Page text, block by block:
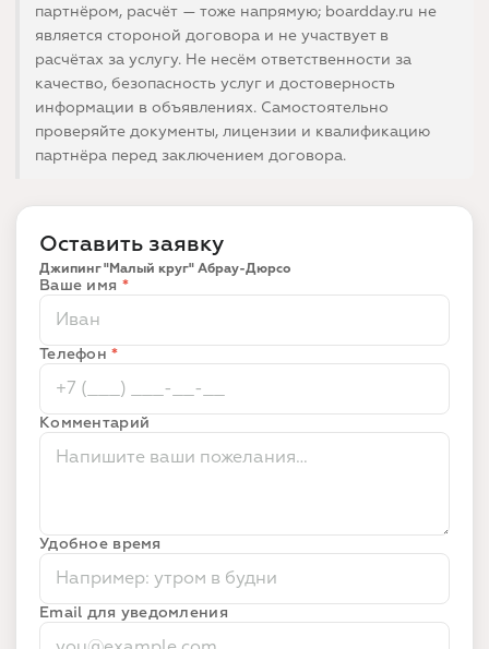
партнёром, расчёт — тоже напрямую; boardday.ru не
является стороной договора и не участвует в
расчётах за услугу. Не несём ответственности за
качество, безопасность услуг и достоверность
информации в объявлениях. Самостоятельно
проверяйте документы, лицензии и квалификацию
партнёра перед заключением договора.
Оставить заявку
Джипинг "Малый круг" Абрау-Дюрсо
Ваше имя *
Телефон*
Комментарий
Удобное время
Email для уведомления